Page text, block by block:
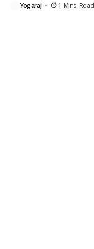
Yogaraj 1 Mins Read